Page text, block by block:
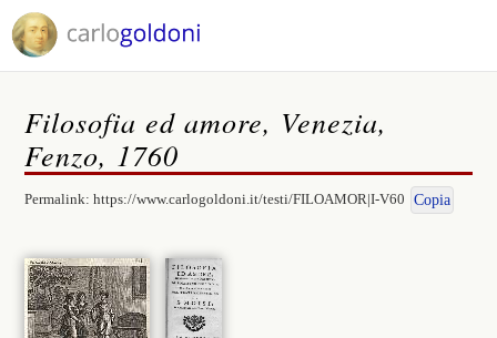
Filosofia ed amore, Venezia,
Fenzo, 1760
Permalink:https://www.carlogoldoni.it/testi/FILOAMOR|I-V60 Copia